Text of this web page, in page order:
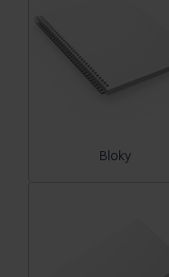
Bloky